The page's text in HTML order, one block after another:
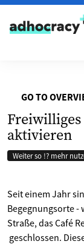
Skip to content
GO TO
aktivieren
Weiter so !? mehr
Seit einem Jahr
Begegnungsorte -
Straße, das Café
geschlossen.